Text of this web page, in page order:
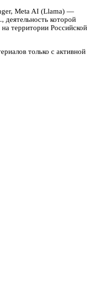
Meta AI (Llama) —
которой
территории Российской
только с активной